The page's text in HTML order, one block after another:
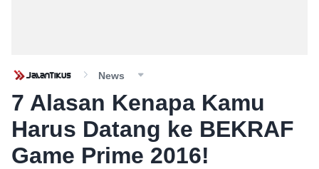
News
7 Alasan Kenapa Kamu
Harus Datang ke BEKRAF
Game Prime 2016!